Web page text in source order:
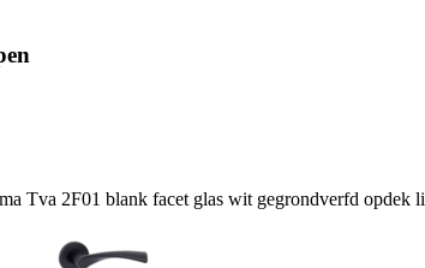
Tva 2F01 blank facet glas wit gegrondverfd opdek